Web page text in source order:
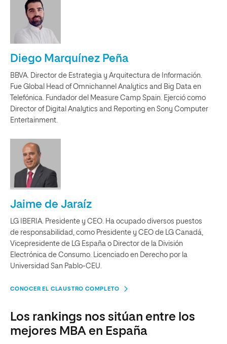
Diego Marquínez Peña
BBVA. Director de Estrategia y Arquitectura de Información.
Fue Global Head of Omnichannel Analytics and Big Data en
Telefónica. Fundador del Measure Camp Spain. Ejerció como
Director of Digital Analytics and Reporting en Sony Computer
Entertainment.
Jaime de Jaraíz
LG IBERIA. Presidente y CEO. Ha ocupado diversos puestos
de responsabilidad, como Presidente y CEO de LG Canadá,
Vicepresidente de LG España o Director de la División
Electrónica de Consumo. Licenciado en Derecho por la
Universidad San Pablo-CEU.
CONOCER EL CLAUSTRO COMPLETO
Los rankings nos sitúan entre los
mejores MBA en España